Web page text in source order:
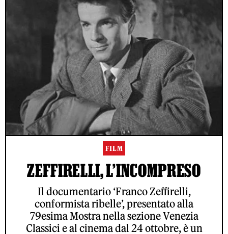
FILM
ZEFFIRELLI, L’INCOMPRESO
Il documentario ‘Franco Zeffirelli,
conformista ribelle’, presentato alla
79esima Mostra nella sezione Venezia
Classici e al cinema dal 24 ottobre, è un